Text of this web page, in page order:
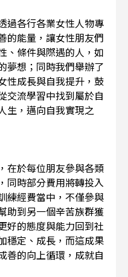
過各行各業女性人物專
的能量，讓女性朋友們
、條件與際遇的人，如
夢想；同時我們舉辦了
性成長與自我提升，鼓
交流學習中找到屬於自
生，邁向自我實現之
在於每位朋友參與各類
同時部分費用將轉投入
練經費當中，不僅參與
助到另一個辛苦族群獲
好的態度與能力回到社
穩定、成長，而這成果
善的向上循環，成就自